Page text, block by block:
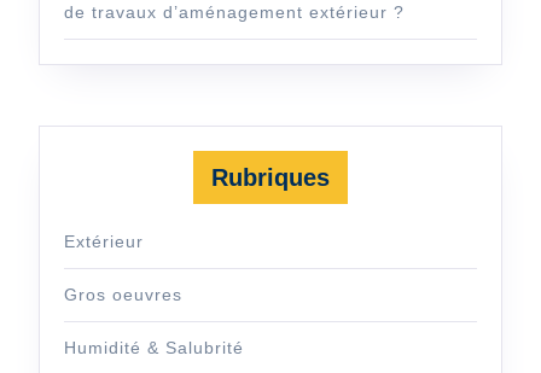
de travaux d’aménagement extérieur ?
Rubriques
Extérieur
Gros oeuvres
Humidité & Salubrité